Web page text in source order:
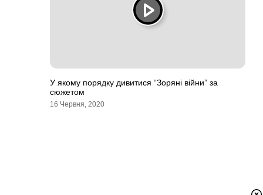
У якому порядку дивитися “Зоряні війни” за
сюжетом
16 Червня, 2020